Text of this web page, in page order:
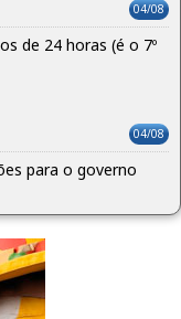
04/08
de 24 horas (é o 7º
04/08
para o governo